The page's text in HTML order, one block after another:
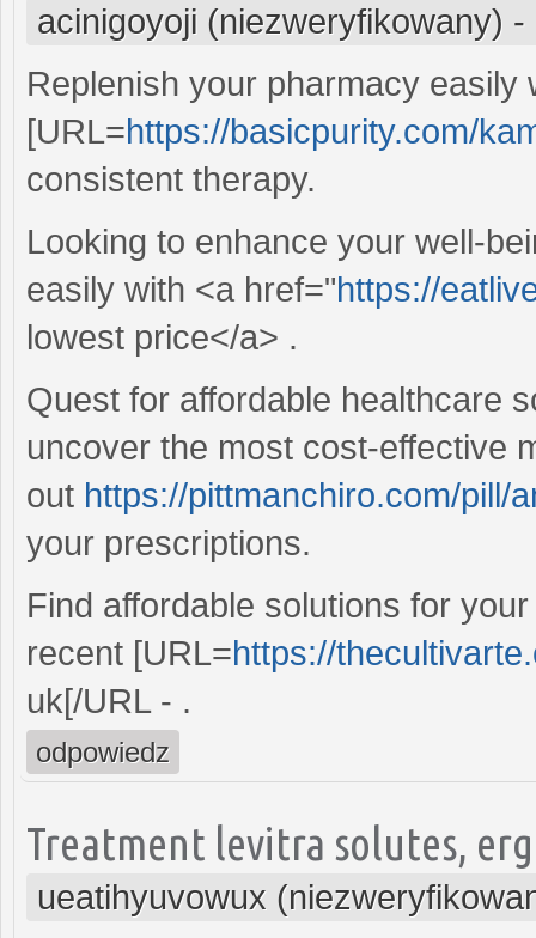
acinigoyoji (niezweryfikowany) -
Replenish your pharmacy easily
[URL=https://basicpurity.com/
consistent therapy.
Looking to enhance your well-
easily with <a href="https://
lowest price</a> .
Quest for affordable healthcare
uncover the most cost-effective
out https://pittmanchiro.com/pill/
your prescriptions.
Find affordable solutions for
recent [URL=https://
uk[/URL - .
odpowiedz
Treatment levitra solutes,
ueatihyuvowux